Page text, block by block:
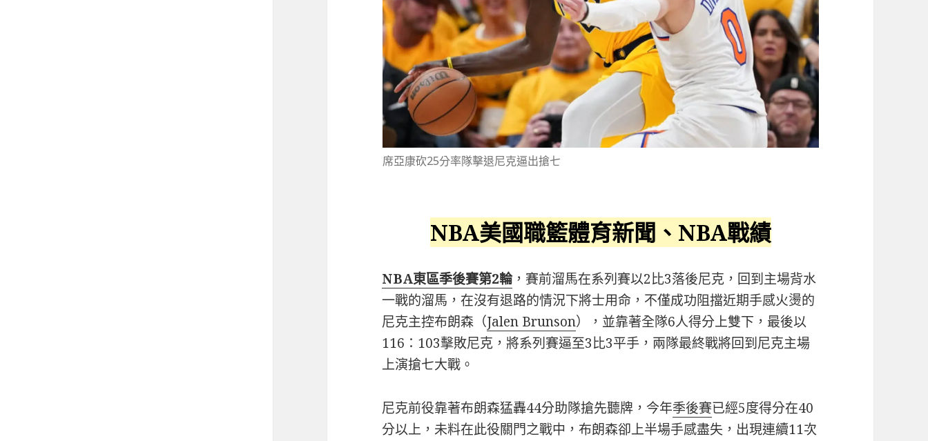
席亞康砍25分率隊擊退尼克逼出搶七
NBA美國職籃體育新聞、NBA戰績
NBA東區季後賽第2輪，賽前溜馬在系列賽以2比3落後尼克，回到主場背水
一戰的溜馬，在沒有退路的情況下將士用命，不僅成功阻擋近期手感火燙的
尼克主控布朗森（Jalen Brunson），並靠著全隊6人得分上雙下，最後以
116：103擊敗尼克，將系列賽逼至3比3平手，兩隊最終戰將回到尼克主場
上演搶七大戰。
尼克前役靠著布朗森猛轟44分助隊搶先聽牌，今年季後賽已經5度得分在40
分以上，未料在此役關門之戰中，布朗森卻上半場手感盡失，出現連續11次